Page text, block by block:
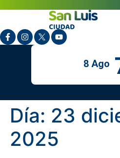
8 Ago
Día: 23
2025